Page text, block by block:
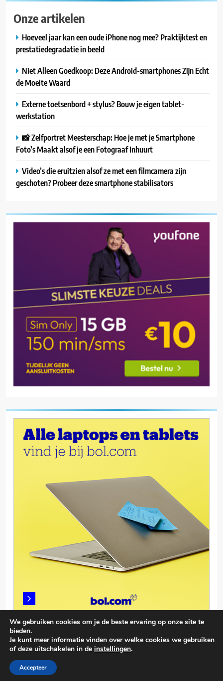
Onze artikelen
Hoeveel jaar kan een oude iPhone nog mee? Praktijktest en
prestatiedegradatie in beeld
Niet Alleen Goedkoop: Deze Android-smartphones Zijn Echt
de Moeite Waard
Externe toetsenbord + stylus? Bouw je eigen tablet-
werkstation
📸 Zelfportret Meesterschap: Hoe je met je Smartphone
Foto’s Maakt alsof je een Fotograaf Inhuurt
Video’s die eruitzien alsof ze met een filmcamera zijn
geschoten? Probeer deze smartphone stabilisators
© smartphonevergelijken.info 2026. Powered By
We gebruiken cookies om je de beste ervaring op onze site te
bieden.
Je kunt meer informatie vinden over welke cookies we gebruiken
of deze uitschakelen in de instellingen.
Accepteer